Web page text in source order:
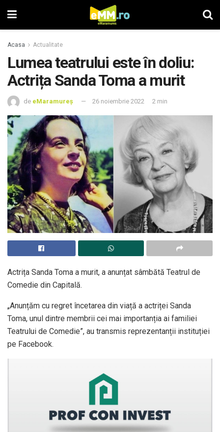
Acasa Actualitate
Lumea teatrului este în doliu:
Actrița Sanda Toma a murit
de eMaramureș 26 noiembrie 2022 2 min
Actrița Sanda Toma a murit, a anunțat sâmbătă Teatrul de
Comedie din Capitală.
„Anunțăm cu regret încetarea din viață a actriței Sanda
Toma, unul dintre membrii cei mai importanția ai familiei
Teatrului de Comedie”, au transmis reprezentanții instituției
pe Facebook.